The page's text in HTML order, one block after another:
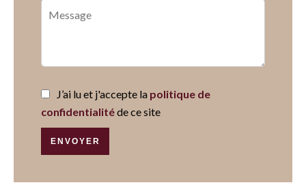
J’ai lu et j'accepte la politique de
confidentialitéde ce site
ENVOYER